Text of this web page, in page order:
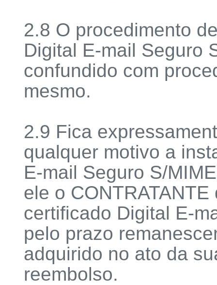
2.8 O procedimento
Digital E-mail Seguro
confundido com
mesmo.
2.9 Fica
qualquer motivo a
E-mail Seguro S/
ele o
certificado Digital E-
pelo prazo
adquirido no ato da
reembolso.